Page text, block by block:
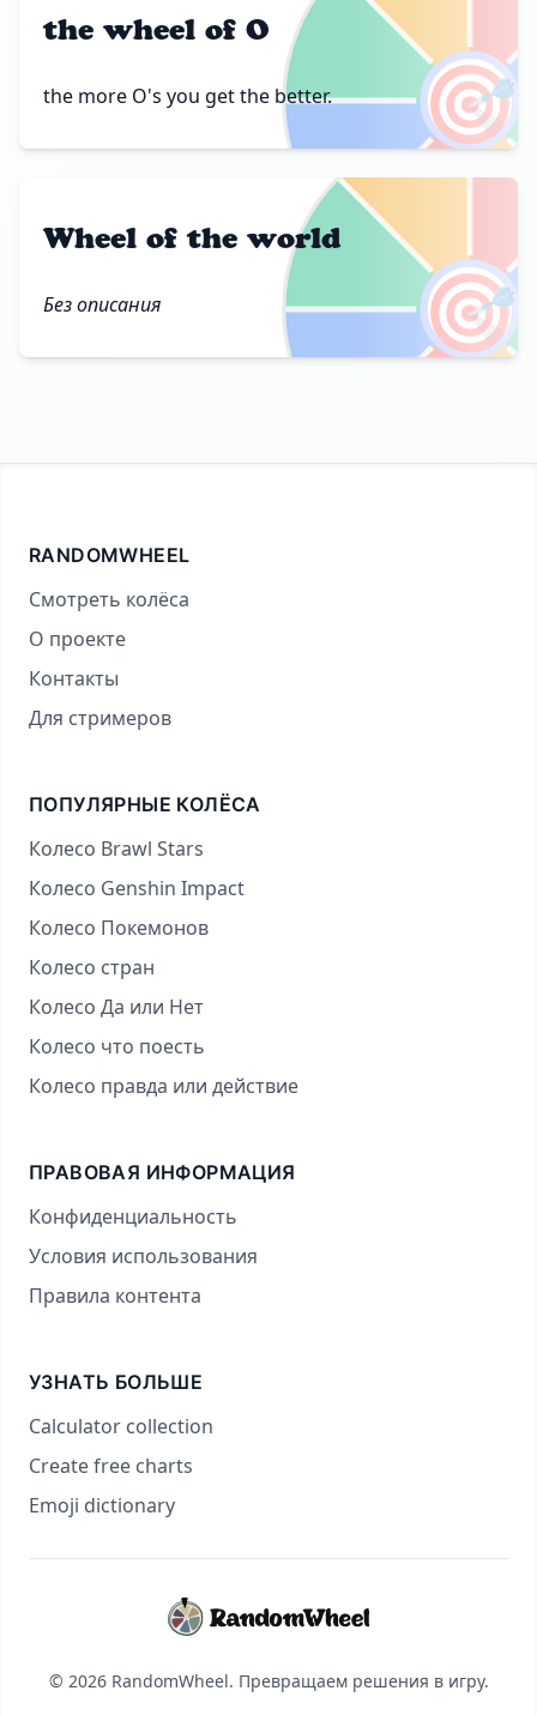
🎯
the wheel of O
the more O's you get the better.
🎯
Wheel of the world
Без описания
RANDOMWHEEL
Смотреть колёса
О проекте
Контакты
Для стримеров
ПОПУЛЯРНЫЕ КОЛЁСА
Колесо Brawl Stars
Колесо Genshin Impact
Колесо Покемонов
Колесо стран
Колесо Да или Нет
Колесо что поесть
Колесо правда или действие
ПРАВОВАЯ ИНФОРМАЦИЯ
Конфиденциальность
Условия использования
Правила контента
УЗНАТЬ БОЛЬШЕ
Calculator collection
Create free charts
Emoji dictionary
© 2026 RandomWheel. Превращаем решения в игру.